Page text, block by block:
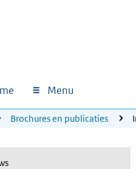
Menu
hier:
Brochures en publicaties